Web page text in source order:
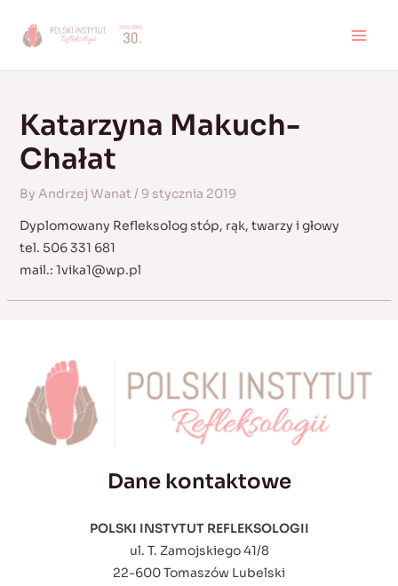
Katarzyna Makuch-
Chałat
By Andrzej Wanat/ 9 stycznia 2019
Dyplomowany Refleksolog stóp, rąk, twarzy i głowy
tel. 506 331 681
mail.: 1vika1@wp.pl
Dane kontaktowe
POLSKI INSTYTUT REFLEKSOLOGII
ul. T. Zamojskiego 41/8
22-600 Tomaszów Lubelski